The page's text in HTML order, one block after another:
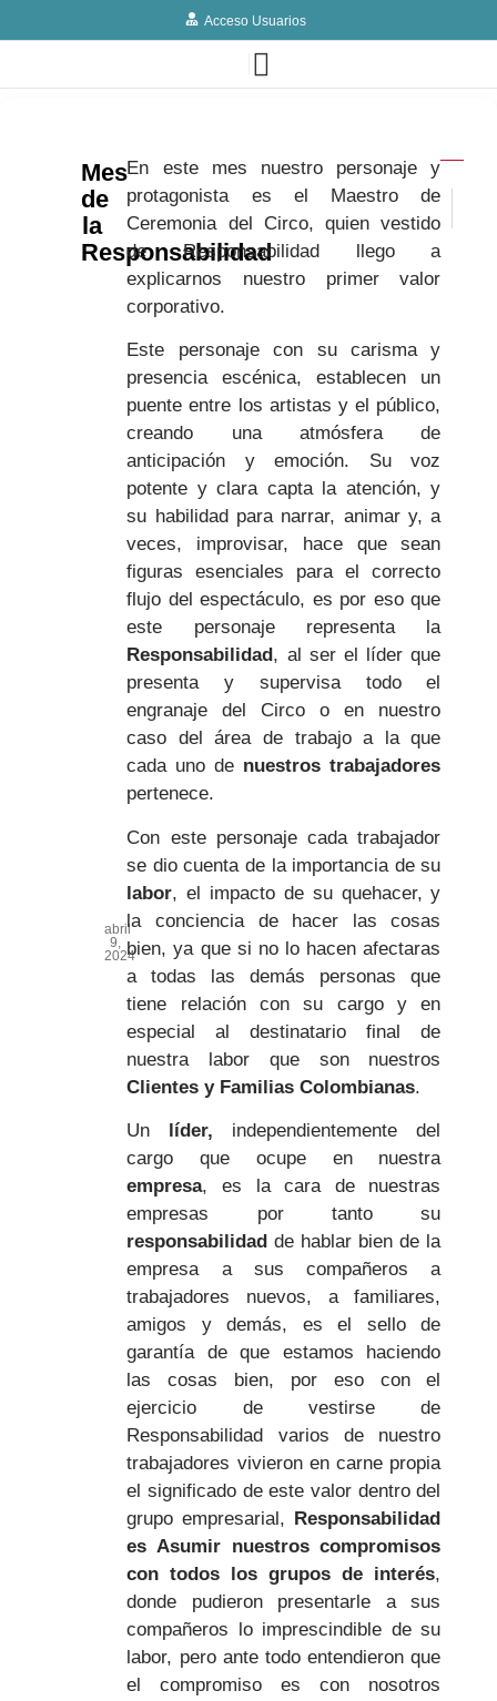
Acceso Usuarios
Mes
de
la
Responsabilidad
abril
9,
2024
En este mes nuestro personaje y
protagonista es el Maestro de
Ceremonia del Circo, quien vestido
de Responsabilidad llego a
explicarnos nuestro primer valor
corporativo.
Este personaje con su carisma y
presencia escénica, establecen un
puente entre los artistas y el público,
creando una atmósfera de
anticipación y emoción. Su voz
potente y clara capta la atención, y
su habilidad para narrar, animar y, a
veces, improvisar, hace que sean
figuras esenciales para el correcto
flujo del espectáculo, es por eso que
este personaje representa la
Responsabilidad , al ser el líder que
presenta y supervisa todo el
engranaje del Circo o en nuestro
caso del área de trabajo a la que
cada uno de nuestros trabajadores
pertenece.
Con este personaje cada trabajador
se dio cuenta de la importancia de su
labor, el impacto de su quehacer, y
la conciencia de hacer las cosas
bien, ya que si no lo hacen afectaras
a todas las demás personas que
tiene relación con su cargo y en
especial al destinatario final de
nuestra labor que son nuestros
Clientes y Familias Colombianas.
Un líder, independientemente del
cargo que ocupe en nuestra
empresa, es la cara de nuestras
empresas por tanto su
responsabilidad de hablar bien de la
empresa a sus compañeros a
trabajadores nuevos, a familiares,
amigos y demás, es el sello de
garantía de que estamos haciendo
las cosas bien, por eso con el
ejercicio de vestirse de
Responsabilidad varios de nuestro
trabajadores vivieron en carne propia
el significado de este valor dentro del
grupo empresarial, Responsabilidad
es Asumir nuestros compromisos
con todos los grupos de interés,
donde pudieron presentarle a sus
compañeros lo imprescindible de su
labor, pero ante todo entendieron que
el compromiso es con nosotros